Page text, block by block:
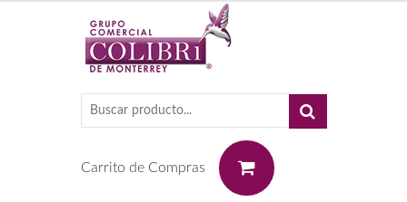
Carrito de Compras